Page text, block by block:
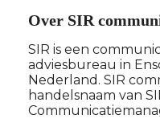
Over SIR
SIR is een
adviesbureau in
Nederland. SIR
handelsnaam van